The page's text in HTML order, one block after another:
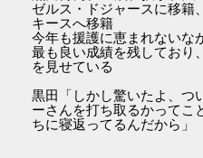
ゼルス・ドジャースに移籍
キースへ移籍
今年も援護に恵まれないな
最も良い成績を残しており
を見せている
黒田「しかし驚いたよ、つ
ーさんを打ち取るかってこ
ちに寝返ってるんだから」